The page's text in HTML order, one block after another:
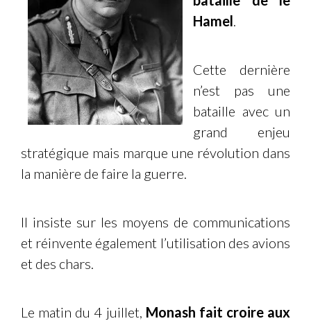
Hamel
Cette dernière
n’est pas une
bataille avec un
grand enjeu
stratégique mais marque une révolution dans
la manière de faire la guerre.
Il insiste sur les moyens de communications
et réinvente également l’utilisation des avions
et des chars.
Le matin du 4 juillet, Monash fait croire aux